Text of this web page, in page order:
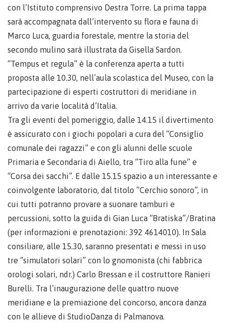
con l’Istituto comprensivo Destra Torre. La prima tappa
sarà accompagnata dall’intervento su flora e fauna di
Marco Luca, guardia forestale, mentre la storia del
secondo mulino sarà illustrata da Gisella Sardon.
“Tempus et regula” è la conferenza aperta a tutti
proposta alle 10.30, nell’aula scolastica del Museo, con la
partecipazione di esperti costruttori di meridiane in
arrivo da varie località d’Italia.
Tra gli eventi del pomeriggio, dalle 14.15 il divertimento
è assicurato con i giochi popolari a cura del “Consiglio
comunale dei ragazzi” e con gli alunni delle scuole
Primaria e Secondaria di Aiello, tra “Tiro alla fune” e
“Corsa dei sacchi”. E dalle 15.15 spazio a un interessante e
coinvolgente laboratorio, dal titolo ”Cerchio sonoro”, in
cui tutti potranno provare a suonare tamburi e
percussioni, sotto la guida di Gian Luca “Bratiska”/Bratina
(per informazioni e prenotazioni: 392 4614010). In Sala
consiliare, alle 15.30, saranno presentati e messi in uso
tre “simulatori solari” con lo gnomonista (chi fabbrica
orologi solari, ndr.) Carlo Bressan e il costruttore Ranieri
Burelli. Tra l’inaugurazione delle quattro nuove
meridiane e la premiazione del concorso, ancora danza
con le allieve di StudioDanza di Palmanova.